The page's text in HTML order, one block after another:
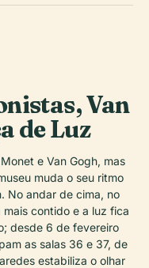
Van
de Luz
e Van Gogh, mas
muda o seu ritmo
No andar de cima, no
contido e a luz fica
desde 6 de fevereiro
as salas 36 e 37, de
estabiliza o olhar